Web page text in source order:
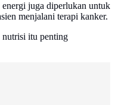
juga diperlukan untuk
menjalani terapi kanker.
nutrisi itu penting